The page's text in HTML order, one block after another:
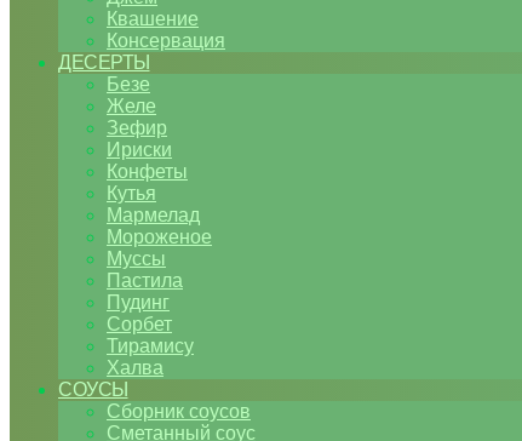
Квашение
Консервация
ДЕСЕРТЫ
Безе
Желе
Зефир
Ириски
Конфеты
Кутья
Мармелад
Мороженое
Муссы
Пастила
Пудинг
Сорбет
Тирамису
Халва
СОУСЫ
Сборник соусов
Сметанный соус